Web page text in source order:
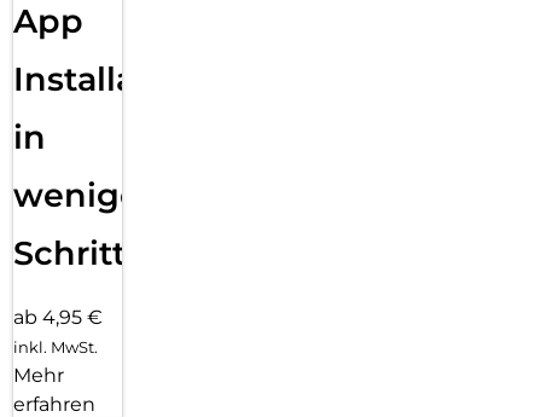
App
Installation
in
wenigen
Schritten
ab 4,95 €
inkl. MwSt.
Mehr
erfahren